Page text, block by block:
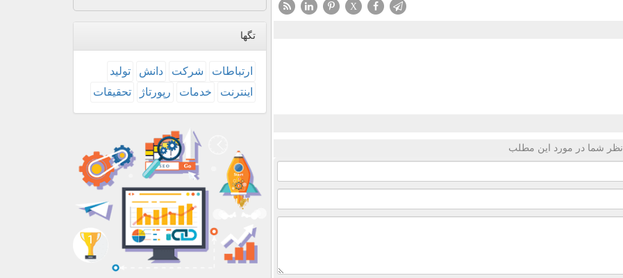
X
نظر شما در مورد این مطلب
تگها
ارتباطات شركت دانش
تولید
اینترنت
خدمات رپورتاژ تحقیقات